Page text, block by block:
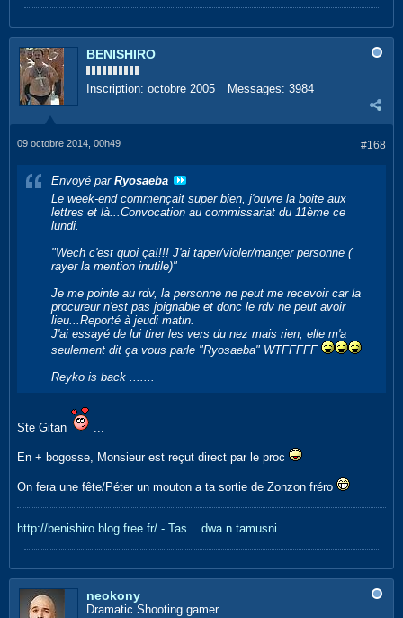
BENISHIRO
Inscription: octobre 2005 Messages: 3984
#168
09 octobre 2014, 00h49
Envoyé par Ryosaeba
Le week-end commençait super bien, j'ouvre la boite aux
lettres et là...Convocation au commissariat du 11ème ce
lundi.
"Wech c'est quoi ça!!!! J'ai taper/violer/manger personne (
rayer la mention inutile)"
Je me pointe au rdv, la personne ne peut me recevoir car la
procureur n'est pas joignable et donc le rdv ne peut avoir
lieu...Reporté à jeudi matin.
J'ai essayé de lui tirer les vers du nez mais rien, elle m'a
seulement dit ça vous parle "Ryosaeba" WTFFFFF
Reyko is back .......
Ste Gitan ...
En + bogosse, Monsieur est reçut direct par le proc
On fera une fête/Péter un mouton a ta sortie de Zonzon fréro
http://benishiro.blog.free.fr/ - Tas... dwa n tamusni
neokony
Dramatic Shooting gamer